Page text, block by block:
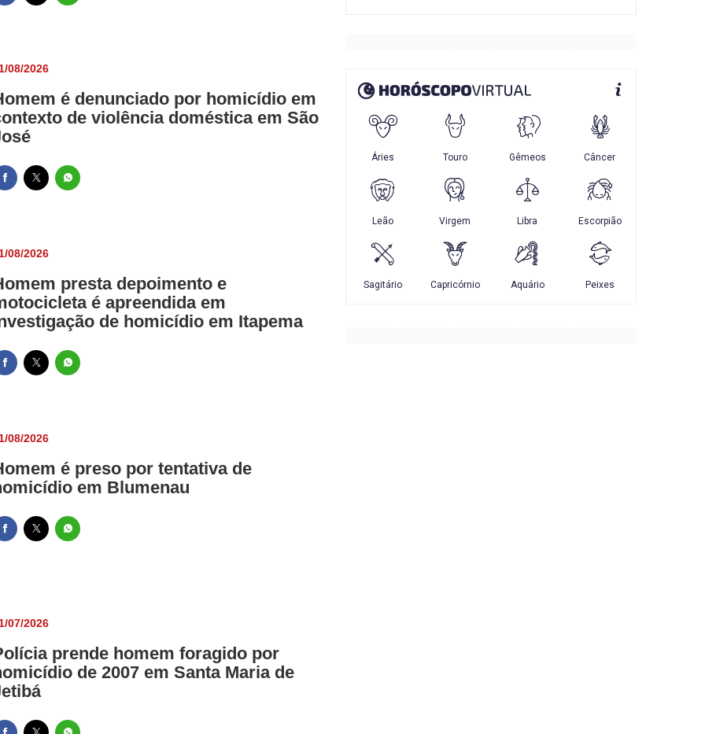
08/2026
é denunciado por homicídio em
de violência doméstica em São
08/2026
presta depoimento e
é apreendida em
de homicídio em Itapema
08/2026
é preso por tentativa de
em Blumenau
07/2026
prende homem foragido por
de 2007 em Santa Maria de